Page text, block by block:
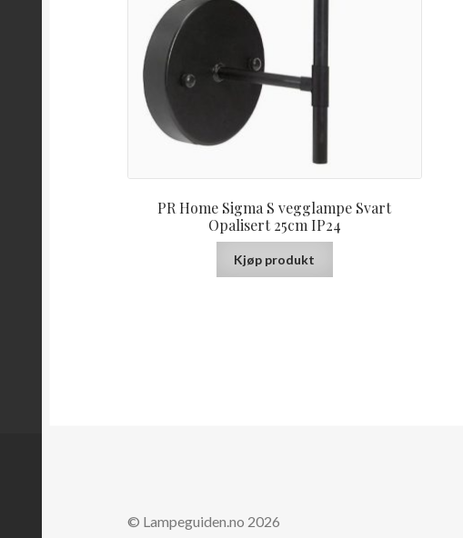
PR Home Sigma S vegglampe Svart
Opalisert 25cm IP24
Kjøp produkt
© Lampeguiden.no 2026